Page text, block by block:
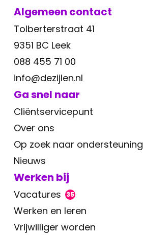
Algemeen contact
Tolberterstraat 41
9351 BC Leek
088 455 71 00
info@dezijlen.nl
Ga snel naar
Cliëntservicepunt
Over ons
Op zoek naar ondersteuning
Nieuws
Werken bij
Vacatures 35
Werken en leren
Vrijwilliger worden